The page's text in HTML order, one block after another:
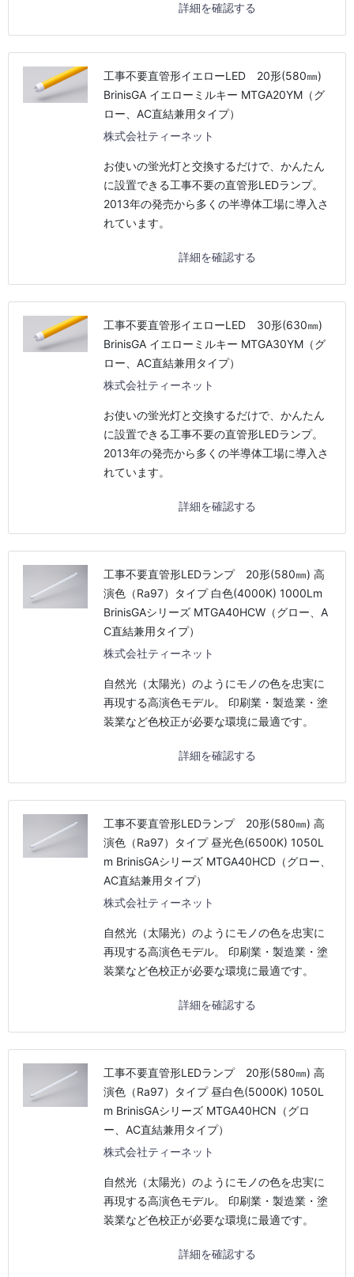
詳細を確認する
工事不要直管形イエローLED 20形(580㎜)
BrinisGA イエローミルキー MTGA20YM（グ
ロー、AC直結兼用タイプ）
株式会社ティーネット
お使いの蛍光灯と交換するだけで、かんたん
に設置できる工事不要の直管形LEDランプ。
2013年の発売から多くの半導体工場に導入さ
れています。
詳細を確認する
工事不要直管形イエローLED 30形(630㎜)
BrinisGA イエローミルキー MTGA30YM（グ
ロー、AC直結兼用タイプ）
株式会社ティーネット
お使いの蛍光灯と交換するだけで、かんたん
に設置できる工事不要の直管形LEDランプ。
2013年の発売から多くの半導体工場に導入さ
れています。
詳細を確認する
工事不要直管形LEDランプ 20形(580㎜) 高
演色（Ra97）タイプ 白色(4000K) 1000Lm
BrinisGAシリーズ MTGA40HCW（グロー、A
C直結兼用タイプ）
株式会社ティーネット
自然光（太陽光）のようにモノの色を忠実に
再現する高演色モデル。 印刷業・製造業・塗
装業など色校正が必要な環境に最適です。
詳細を確認する
工事不要直管形LEDランプ 20形(580㎜) 高
演色（Ra97）タイプ 昼光色(6500K) 1050L
m BrinisGAシリーズ MTGA40HCD（グロー、
AC直結兼用タイプ）
株式会社ティーネット
自然光（太陽光）のようにモノの色を忠実に
再現する高演色モデル。 印刷業・製造業・塗
装業など色校正が必要な環境に最適です。
詳細を確認する
工事不要直管形LEDランプ 20形(580㎜) 高
演色（Ra97）タイプ 昼白色(5000K) 1050L
m BrinisGAシリーズ MTGA40HCN（グロ
ー、AC直結兼用タイプ）
株式会社ティーネット
自然光（太陽光）のようにモノの色を忠実に
再現する高演色モデル。 印刷業・製造業・塗
装業など色校正が必要な環境に最適です。
詳細を確認する